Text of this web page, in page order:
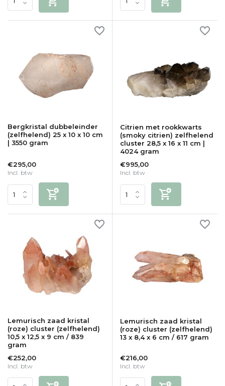
Bergkristal dubbeleinder
(zelfhelend) 25 x 10 x 10 cm
| 3550 gram
€295,00
Incl. btw
Citrien met rookkwarts
(smoky citrien) zelfhelend
cluster 28,5 x 16 x 11 cm |
4024 gram
€995,00
Incl. btw
Lemurisch zaad kristal
(roze) cluster (zelfhelend)
10,5 x 12,5 x 9 cm / 839
gram
€252,00
Incl. btw
Lemurisch zaad kristal
(roze) cluster (zelfhelend)
13 x 8,4 x 6 cm / 617 gram
€216,00
Incl. btw